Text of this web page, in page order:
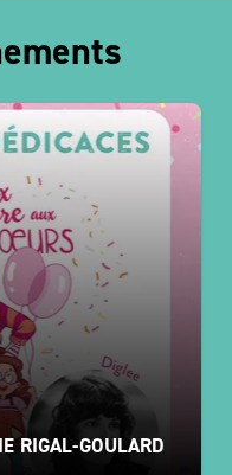
RIGAL-GOULARD